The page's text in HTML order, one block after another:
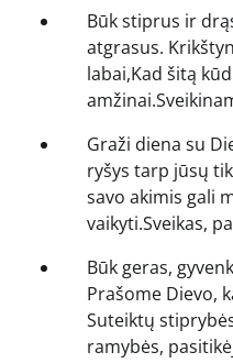
Būk stiprus ir
atgrasus.
labai,Kad šitą
Graži diena su
ryšys tarp jūsų
savo akimis gali
vaikyti.Sveikas,
Būk geras,
Prašome Dievo,
Suteiktų
ramybės,